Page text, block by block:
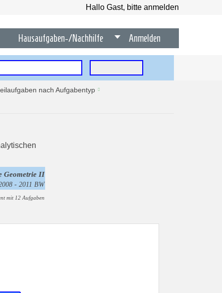
Hallo Gast, bitte anmelden
Hausaufgaben-/Nachhilfe Anmelden
nach Aufgabentyp
Geometrie II
- 2011 BW
mit 12 Aufgaben